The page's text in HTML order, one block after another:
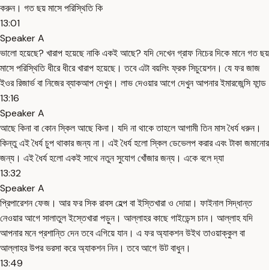
করুন। গত ছয় মাসে পরিস্থিতি কি
13:01
Speaker A
ভালো হয়েছে? খারাপ হয়েছে নাকি একই আছে? যদি দেখেন গ্রাফ নিচের দিকে মানে গত ছয়
মাসে পরিস্থিতি ধীরে ধীরে খারাপ হয়েছে। তবে এটা বয়লিং ফ্রক সিচুয়েশন। যে ফর জাজ
ইওর রিজার্ভ বা নিজের ব্যাকআপ দেখুন। লাভ দেওয়ার আগে দেখুন আপনার ইমারজেন্সি ফান্ড
13:16
Speaker A
আছে কিনা বা কোন স্কিল আছে কিনা। যদি না থাকে তাহলে আগামী তিন মাস ধৈর্য ধরুন।
কিন্তু এই ধৈর্য চুপ থাকার জন্য না। এই ধৈর্য হলো স্কিল ডেভেলপ করার এবং টাকা জমানোর
জন্য। এই ধৈর্য হলো একই সাথে নতুন সুযোগ খোঁজার জন্য। একে বলে দ্যা
13:32
Speaker A
প্রিপারেশন ফেজ। আর ফর সিক রাবস হেল্প বা ইস্তিখারা ও দোয়া। ফাইনাল সিদ্ধান্ত
নেওয়ার আগে সালাতুল ইস্তেখারা পড়ুন। আল্লাহর কাছে গাইডেন্স চান। আল্লাহ যদি
আপনার মনে প্রশান্তি দেন তবে এগিয়ে যান। এ ফর অ্যাকশন উইথ তাওয়াক্কুল বা
আল্লাহর উপর ভরসা করে অ্যাকশন নিন। তবে আগে উট বাধুন।
13:49